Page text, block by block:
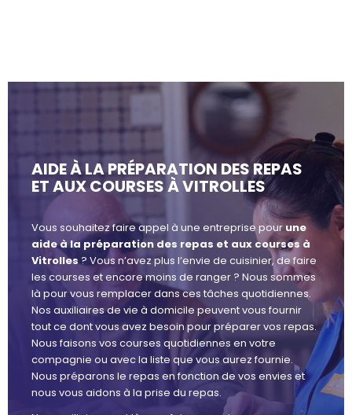
AIDE À LA PRÉPARATION DES REPAS
ET AUX COURSES À VITROLLES
Vous souhaitez faire appel à une entreprise pour une
aide à la préparation des repas et aux courses à
Vitrolles? Vous n’avez plus l’envie de cuisinier, de faire
les courses et encore moins de ranger ? Nous sommes
là pour vous remplacer dans ces tâches quotidiennes.
Nos auxiliaires de vie à domicile peuvent vous fournir
tout ce dont vous avez besoin pour préparer vos repas.
Nous faisons vos courses quotidiennes en votre
compagnie ou avec la liste que vous aurez fournie.
Nous préparons le repas en fonction de vos envies et
nous vous aidons à la prise du repas.